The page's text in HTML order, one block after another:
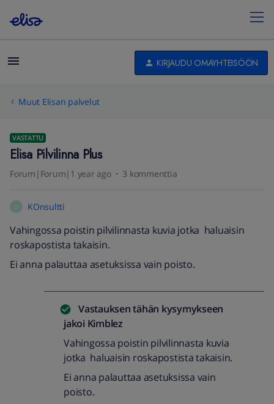
KIRJAUDU OMAYHTEISÖÖN
Muut Elisan palvelut
VASTATTU
Elisa Pilvilinna Plus
Forum|Forum|1 year ago 3 kommenttia
KOnsultti
Vahingossa poistin pilvilinnasta kuvia jotka haluaisin
roskapostista takaisin.
Ei anna palauttaa asetuksissa vain poisto.
Vastauksen tähän kysymykseen
jakoi Kimblez
Vahingossa poistin pilvilinnasta kuvia
jotka haluaisin roskapostista takaisin.
Ei anna palauttaa asetuksissa vain
poisto.